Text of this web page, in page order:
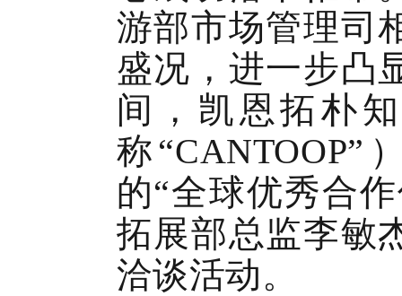
游部市场管理司
盛况，进一步凸
间，凯恩拓朴
称 “CANTOOP”
的“全球优秀合
拓展部总监李敏
洽谈活动。